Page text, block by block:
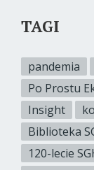
TAGI
pandemia
Po Prostu
Insight
Biblioteka
120-lecie